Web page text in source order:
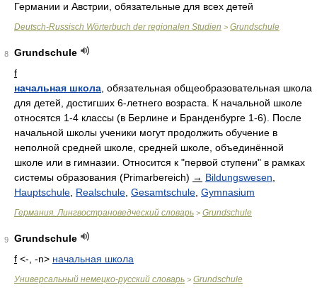
Германии и Австрии, обязательные для всех детей
Deutsch-Russisch Wörterbuch der regionalen Studien > Grundschule
8
Grundschule
f
начальная школа , обязательная общеобразовательная школа
для детей, достигших 6-летнего возраста. К начальной школе
относятся 1-4 классы (в Берлине и Бранденбурге 1-6). После
начальной школы ученики могут продолжить обучение в
неполной средней школе, средней школе, объединённой
школе или в гимназии. Относится к "первой ступени" в рамках
системы образования (Primarbereich) → Bildungswesen
Hauptschule Realschule Gesamtschule Gymnasium
Германия. Лингвострановедческий словарь > Grundschule
9
Grundschule
f <-, -n> начальная школа
Универсальный немецко-русский словарь > Grundschule